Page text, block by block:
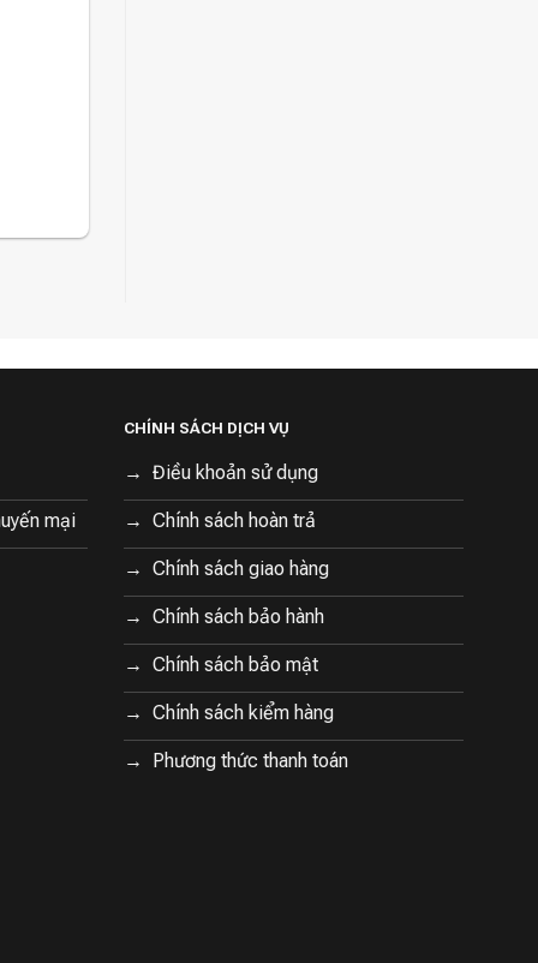
mại
CHÍNH SÁCH DỊCH VỤ
Điều khoản sử dụng
Chính sách hoàn trả
Chính sách giao hàng
Chính sách bảo hành
Chính sách bảo mật
Chính sách kiểm hàng
Phương thức thanh toán